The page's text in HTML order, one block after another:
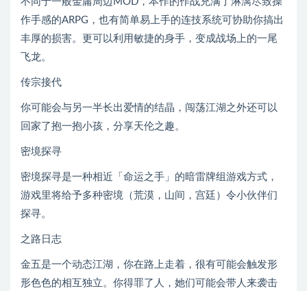
作手感的ARPG，也有简单易上手的连技系统可协助你搞出
丰厚的损害。更可以利用敏捷的身手，变成战场上的一尾
飞龙。
传宗接代
你可能会与另一半长出爱情的结晶，闯荡江湖之外还可以
回家了抱一抱小孩，分享天伦之趣。
密境探寻
密境探寻是一种相近「命运之手」的暗雷牌组游戏方式，
游戏里将给予多种密境（荒漠，山间，宫廷）令小伙伴们
探寻。
之路日志
金五是一个动态江湖，你在路上走着，很有可能会触发形
形色色的相互独立。你得罪了人，她们可能会带人来袭击